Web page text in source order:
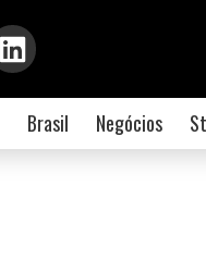
Brasil Negócios